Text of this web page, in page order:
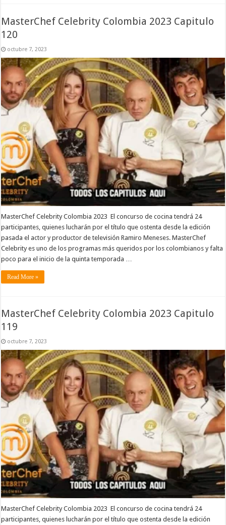
MasterChef Celebrity Colombia 2023 Capitulo
120
octubre 7, 2023
MasterChef Celebrity Colombia 2023 El concurso de cocina tendrá 24
participantes, quienes lucharán por el título que ostenta desde la edición
pasada el actor y productor de televisión Ramiro Meneses. MasterChef
Celebrity es uno de los programas más queridos por los colombianos y falta
poco para el inicio de la quinta temporada …
Read More »
MasterChef Celebrity Colombia 2023 Capitulo
119
octubre 7, 2023
MasterChef Celebrity Colombia 2023 El concurso de cocina tendrá 24
participantes, quienes lucharán por el título que ostenta desde la edición